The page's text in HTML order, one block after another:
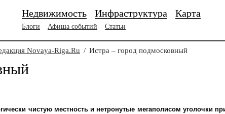
Недвижимость Инфраструктура Карта
Блоги Афиша событий Статьи
Novaya-Riga.Ru / Истра – город подмосковный
чистую местность и нетронутые мегаполисом уголочки